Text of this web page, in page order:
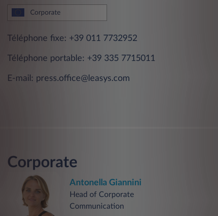
Corporate
Téléphone fixe: +39 011 7732952
Téléphone portable: +39 335 7715011
E-mail: press.office@leasys.com
Corporate
Antonella Giannini
Head of Corporate
Communication